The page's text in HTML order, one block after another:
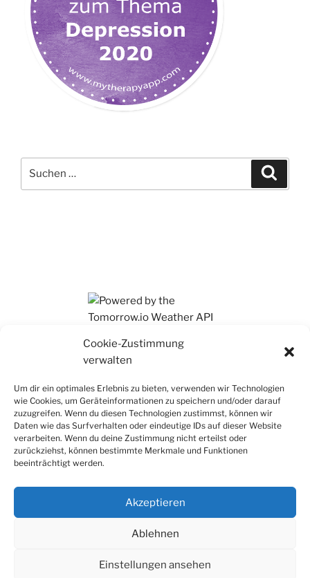
Cookie-Zustimmung
verwalten
Um dir ein optimales Erlebnis zu bieten, verwenden wir Technologien
wie Cookies, um Geräteinformationen zu speichern und/oder darauf
zuzugreifen. Wenn du diesen Technologien zustimmst, können wir
Daten wie das Surfverhalten oder eindeutige IDs auf dieser Website
verarbeiten. Wenn du deine Zustimmung nicht erteilst oder
zurückziehst, können bestimmte Merkmale und Funktionen
beeinträchtigt werden.
Akzeptieren
Ablehnen
Einstellungen ansehen
nach: